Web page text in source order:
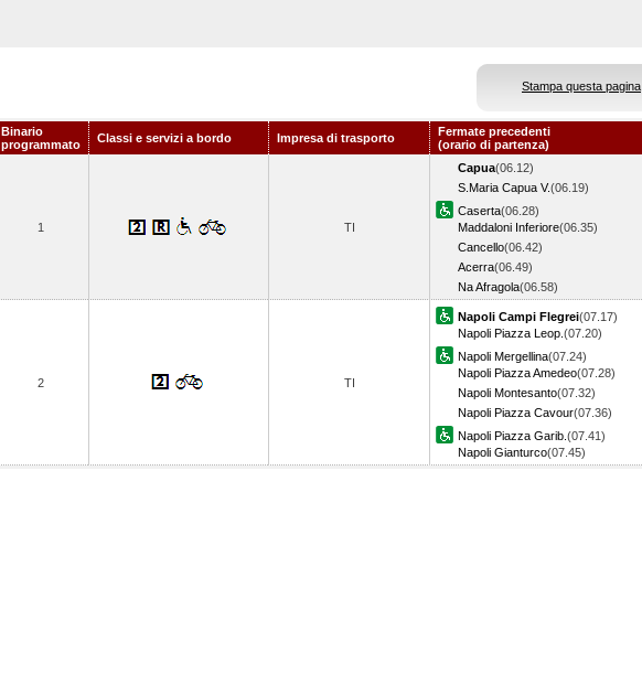
Stampa questa pagina
Binario
programmato
Classi e servizi a bordo Impresa di trasporto
Fermate precedenti
(orario di partenza)
1 TI
Capua(06.12)
S.Maria Capua V.(06.19)
Caserta(06.28)
Maddaloni Inferiore(06.35)
Cancello(06.42)
Acerra(06.49)
Na Afragola(06.58)
2 TI
Napoli Campi Flegrei(07.17)
Napoli Piazza Leop. (07.20)
Napoli Mergellina(07.24)
Napoli Piazza Amedeo(07.28)
Napoli Montesanto(07.32)
Napoli Piazza Cavour(07.36)
Napoli Piazza Garib. (07.41)
Napoli Gianturco(07.45)